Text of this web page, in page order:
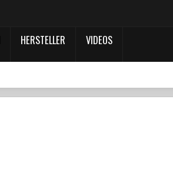
HERSTELLER VIDEOS